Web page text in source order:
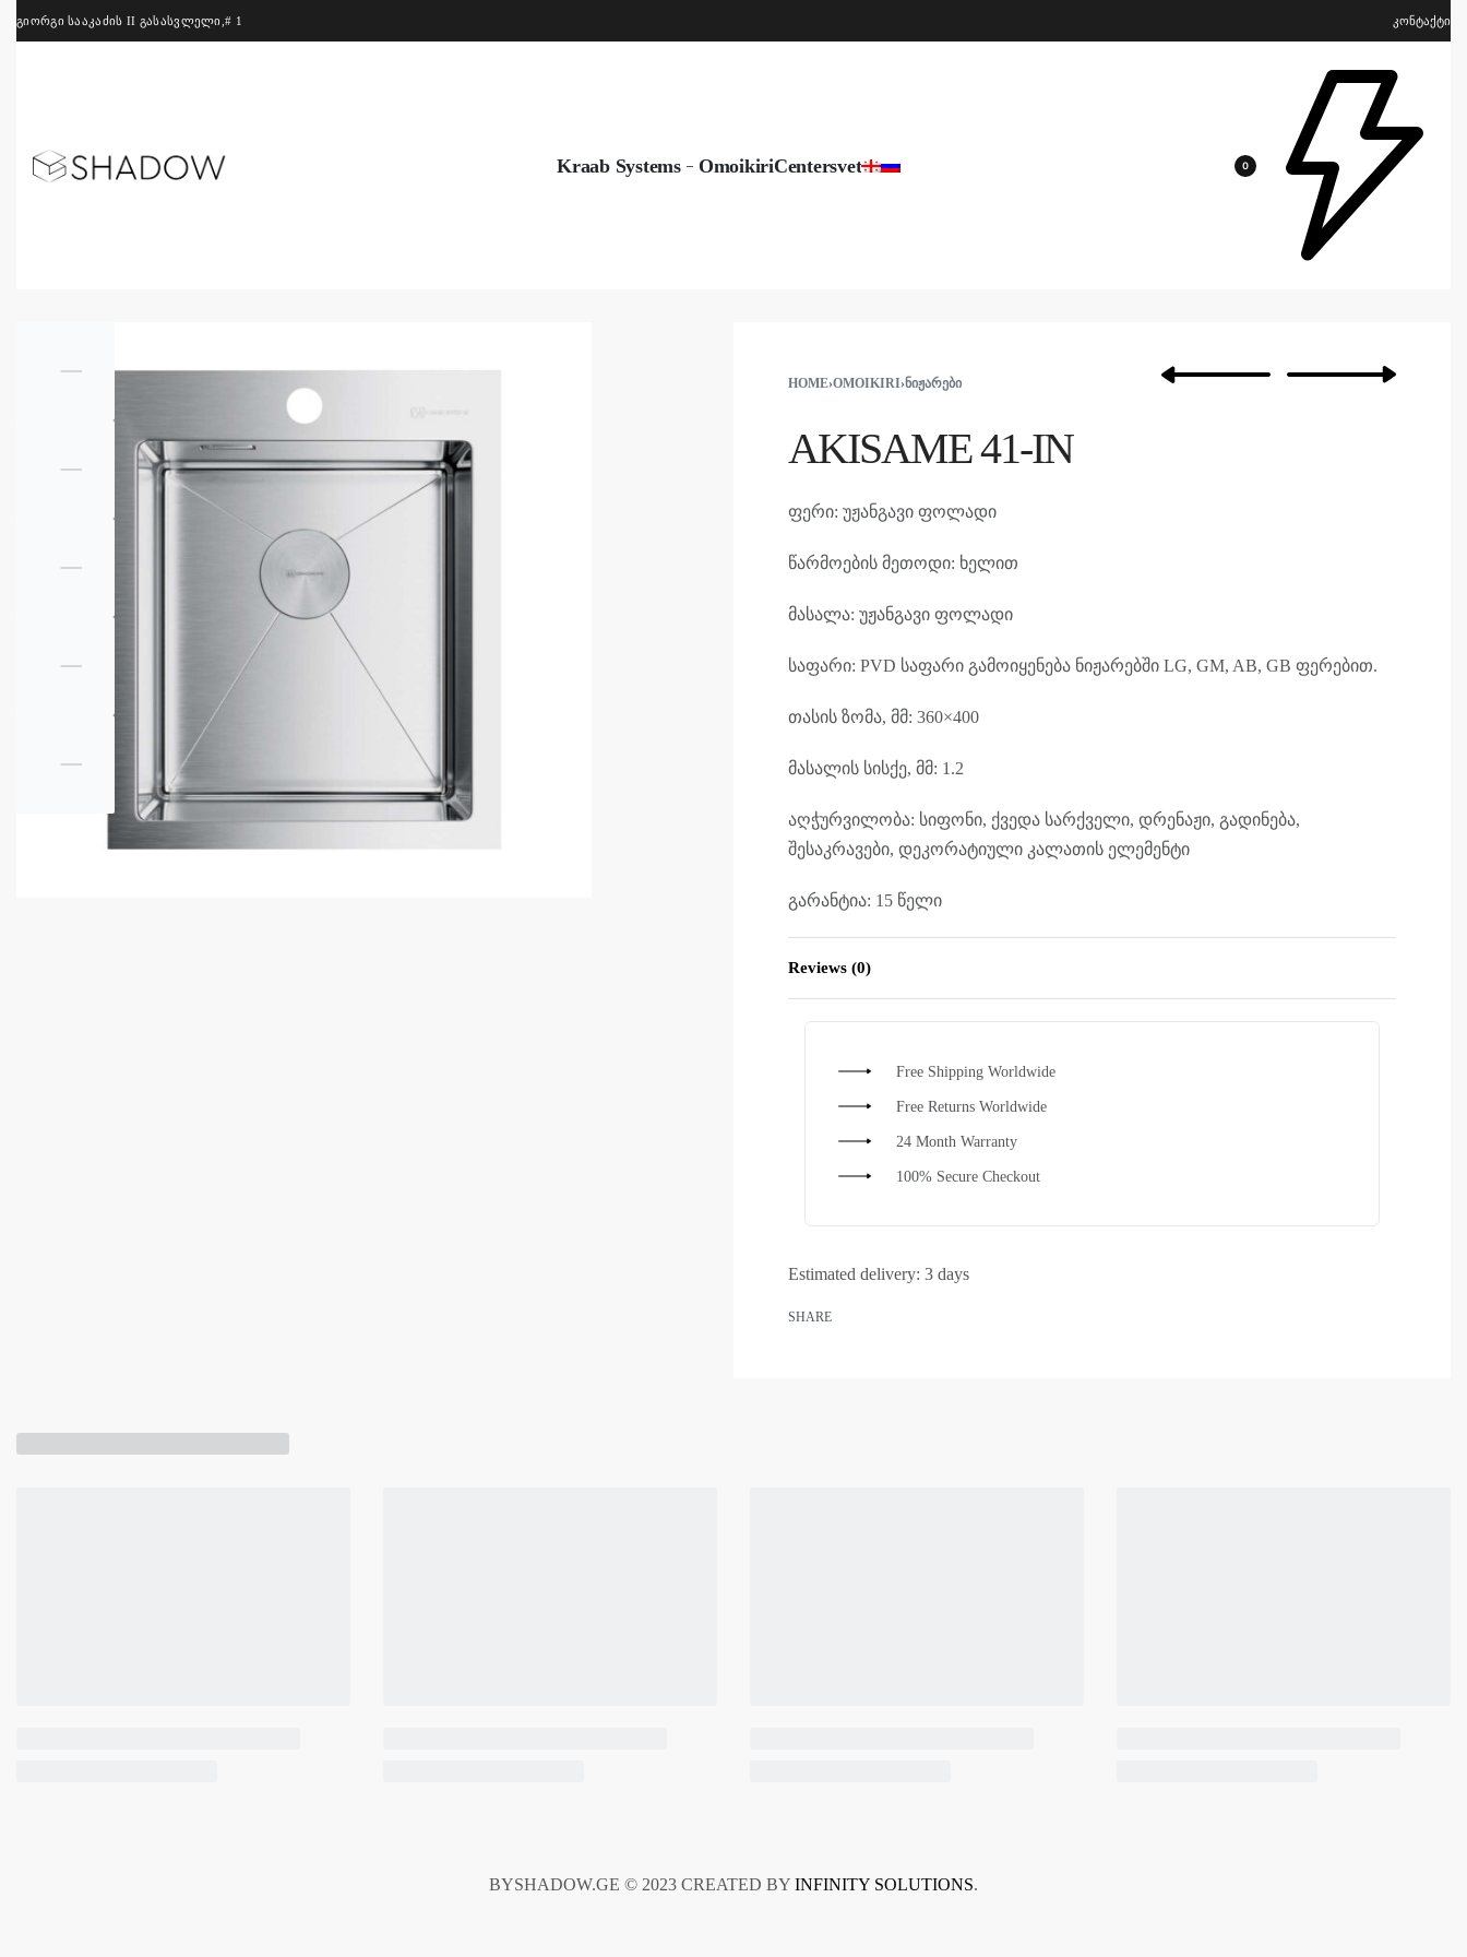
გიორგი სააკაძის II გასასვლელი,# 1 კონტაქტი
Kraab Systems OmoikiriCentersvet 0
HOME›OMOIKIRI›ᲜᲘᲟᲐᲠᲔᲑᲘ
AKISAME 41-IN
ფერი: უჟანგავი ფოლადი
წარმოების მეთოდი: ხელით
მასალა: უჟანგავი ფოლადი
საფარი: PVD საფარი გამოიყენება ნიჟარებში LG, GM, AB, GB ფერებით.
თასის ზომა, მმ: 360×400
მასალის სისქე, მმ: 1.2
აღჭურვილობა: სიფონი, ქვედა სარქველი, დრენაჟი, გადინება,
შესაკრავები, დეკორატიული კალათის ელემენტი
გარანტია: 15 წელი
Reviews (0)
Free Shipping Worldwide
Free Returns Worldwide
24 Month Warranty
100% Secure Checkout
Estimated delivery: 3 days
SHARE
BYSHADOW.GE © 2023 CREATED BY INFINITY SOLUTIONS.